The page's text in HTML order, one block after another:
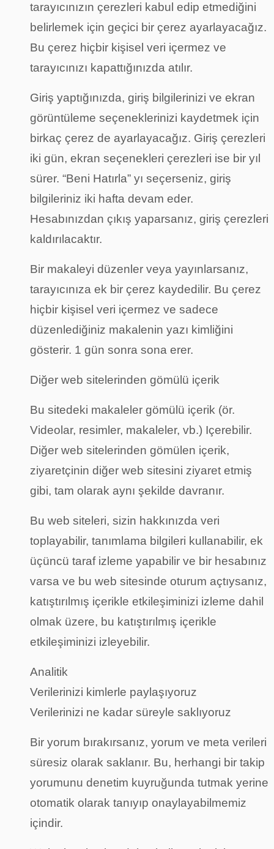
tarayıcınızın çerezleri kabul edip etmediğini
belirlemek için geçici bir çerez ayarlayacağız.
Bu çerez hiçbir kişisel veri içermez ve
tarayıcınızı kapattığınızda atılır.
Giriş yaptığınızda, giriş bilgilerinizi ve ekran
görüntüleme seçeneklerinizi kaydetmek için
birkaç çerez de ayarlayacağız. Giriş çerezleri
iki gün, ekran seçenekleri çerezleri ise bir yıl
sürer. “Beni Hatırla” yı seçerseniz, giriş
bilgileriniz iki hafta devam eder.
Hesabınızdan çıkış yaparsanız, giriş çerezleri
kaldırılacaktır.
Bir makaleyi düzenler veya yayınlarsanız,
tarayıcınıza ek bir çerez kaydedilir. Bu çerez
hiçbir kişisel veri içermez ve sadece
düzenlediğiniz makalenin yazı kimliğini
gösterir. 1 gün sonra sona erer.
Diğer web sitelerinden gömülü içerik
Bu sitedeki makaleler gömülü içerik (ör.
Videolar, resimler, makaleler, vb.) Içerebilir.
Diğer web sitelerinden gömülen içerik,
ziyaretçinin diğer web sitesini ziyaret etmiş
gibi, tam olarak aynı şekilde davranır.
Bu web siteleri, sizin hakkınızda veri
toplayabilir, tanımlama bilgileri kullanabilir, ek
üçüncü taraf izleme yapabilir ve bir hesabınız
varsa ve bu web sitesinde oturum açtıysanız,
katıştırılmış içerikle etkileşiminizi izleme dahil
olmak üzere, bu katıştırılmış içerikle
etkileşiminizi izleyebilir.
Analitik
Verilerinizi kimlerle paylaşıyoruz
Verilerinizi ne kadar süreyle saklıyoruz
Bir yorum bırakırsanız, yorum ve meta verileri
süresiz olarak saklanır. Bu, herhangi bir takip
yorumunu denetim kuyruğunda tutmak yerine
otomatik olarak tanıyıp onaylayabilmemiz
içindir.